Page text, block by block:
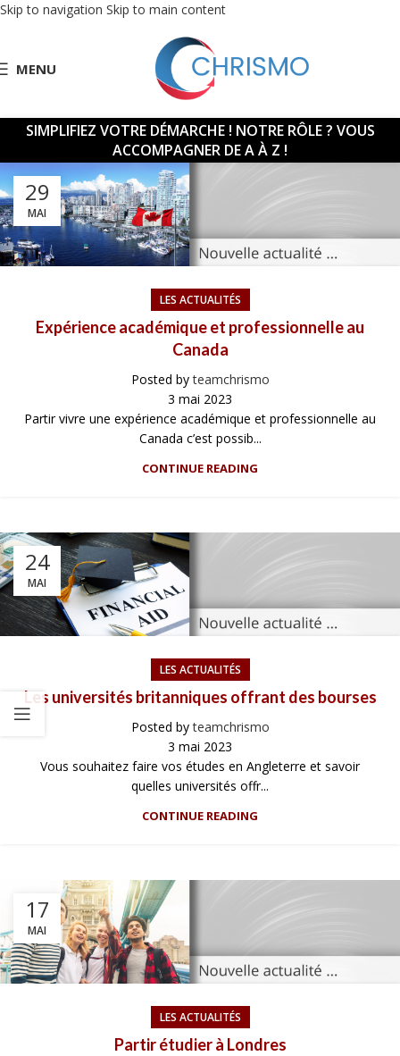
Skip to navigation Skip to main content
MENU
SIMPLIFIEZ VOTRE DÉMARCHE ! NOTRE RÔLE ? VOUS
ACCOMPAGNER DE A À Z !
29
MAI
LES ACTUALITÉS
Expérience académique et professionnelle au
Canada
Posted by teamchrismo
3 mai 2023
Partir vivre une expérience académique et professionnelle au
Canada c’est possib...
CONTINUE READING
24
MAI
LES ACTUALITÉS
Les universités britanniques offrant des bourses
Posted by teamchrismo
3 mai 2023
Vous souhaitez faire vos études en Angleterre et savoir
quelles universités offr...
CONTINUE READING
17
MAI
LES ACTUALITÉS
Partir étudier à Londres